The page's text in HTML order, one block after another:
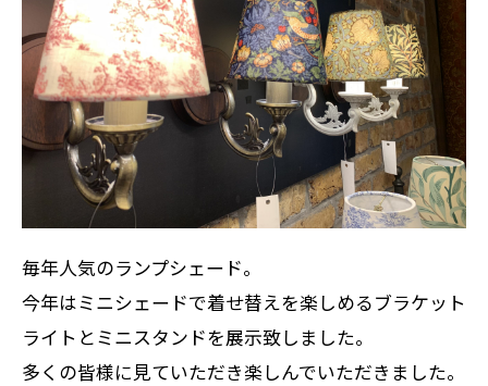
毎年人気のランプシェード。
今年はミニシェードで着せ替えを楽しめるブラケット
ライトとミニスタンドを展示致しました。
多くの皆様に見ていただき楽しんでいただきました。